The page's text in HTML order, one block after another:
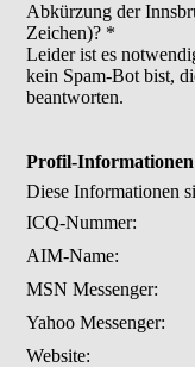
Abkürzung der
Zeichen)? *
Leider ist es
kein Spam-Bot bist,
beantworten.
Profil-Informationen
Diese Informationen
ICQ-Nummer:
AIM-Name:
MSN Messenger:
Yahoo Messenger:
Website: